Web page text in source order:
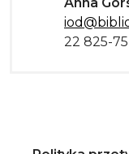
22 825-